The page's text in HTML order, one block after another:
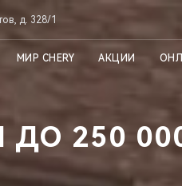
д. 328/1
МИР CHERY АКЦИИ
250